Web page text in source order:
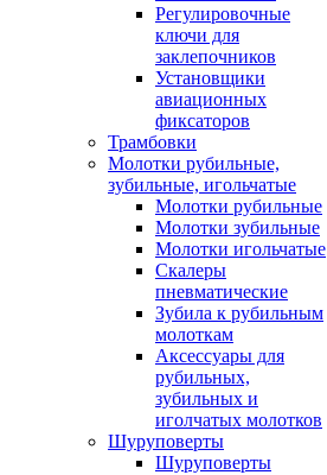
Регулировочные
ключи для
заклепочников
Установщики
авиационных
фиксаторов
Трамбовки
Молотки рубильные,
зубильные, игольчатые
Молотки рубильные
Молотки зубильные
Молотки игольчатые
Скалеры
пневматические
Зубила к рубильным
молоткам
Аксессуары для
рубильных,
зубильных и
иголчатых молотков
Шуруповерты
Шуруповерты